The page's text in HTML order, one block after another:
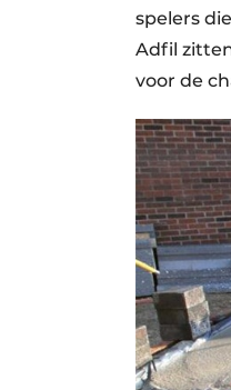
spelers
Adfil
voor de